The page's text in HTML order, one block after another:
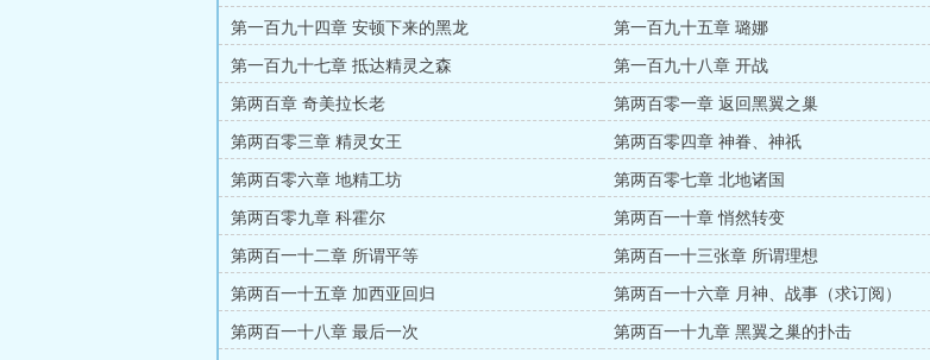
第一百九十四章 安顿下来的黑龙 第一百九十五章 璐娜
第一百九十七章 抵达精灵之森 第一百九十八章 开战
第两百章 奇美拉长老 第两百零一章 返回黑翼之巢
第两百零三章 精灵女王 第两百零四章 神眷、神祇
第两百零六章 地精工坊 第两百零七章 北地诸国
第两百零九章 科霍尔 第两百一十章 悄然转变
第两百一十二章 所谓平等 第两百一十三张章 所谓理想
第两百一十五章 加西亚回归 第两百一十六章 月神、战事（求订阅）
第两百一十八章 最后一次 第两百一十九章 黑翼之巢的扑击